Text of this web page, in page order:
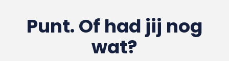
Punt. Of had jij nog
wat?